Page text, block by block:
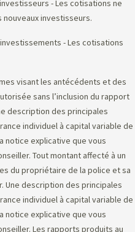
- Les cotisations ne
investisseurs.
- Les cotisations
visant les antécédents et des
sans l’inclusion du rapport
description des principales
individuel à capital variable de
notice explicative que vous
Tout montant affecté à un
du propriétaire de la police et sa
Une description des principales
individuel à capital variable de
notice explicative que vous
Les rapports produits au